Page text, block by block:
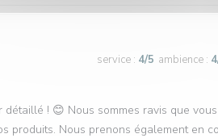
service : 4/5 ambience : 4
! 😊 Nous sommes ravis que
produits. Nous prenons également en